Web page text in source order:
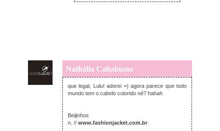
Nathália Caltabiano
terça-feira, julho 18, 2017
que legal, Lulu! adorei =) agora parece que todo
mundo tem o cabelo colorido né? hahah
Beijinhos
n. // www.fashionjacket.com.br